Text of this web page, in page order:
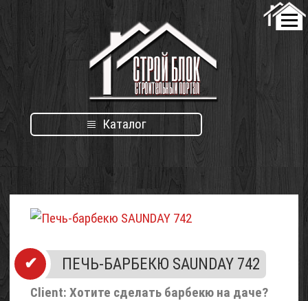
Каталог
ПЕЧЬ-БАРБЕКЮ SAUNDAY 742
Client: Хотите сделать барбекю на даче?